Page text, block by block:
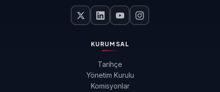
KURUMSAL
Tarihçe
Yönetim Kurulu
Komisyonlar